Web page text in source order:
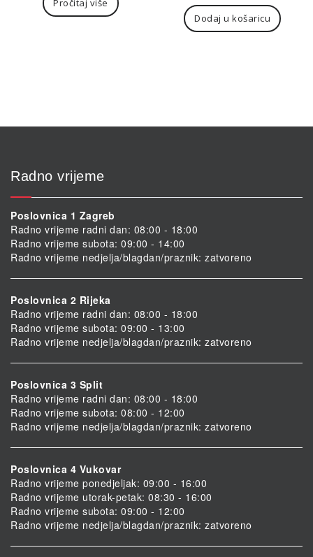
Pročitaj više
Dodaj u košaricu
Radno vrijeme
Poslovnica 1 Zagreb
Radno vrijeme radni dan: 08:00 - 18:00
Radno vrijeme subota: 09:00 - 14:00
Radno vrijeme nedjelja/blagdan/praznik: zatvoreno
Poslovnica 2 Rijeka
Radno vrijeme radni dan: 08:00 - 18:00
Radno vrijeme subota: 09:00 - 13:00
Radno vrijeme nedjelja/blagdan/praznik: zatvoreno
Poslovnica 3 Split
Radno vrijeme radni dan: 08:00 - 18:00
Radno vrijeme subota: 08:00 - 12:00
Radno vrijeme nedjelja/blagdan/praznik: zatvoreno
Poslovnica 4 Vukovar
Radno vrijeme ponedjeljak: 09:00 - 16:00
Radno vrijeme utorak-petak: 08:30 - 16:00
Radno vrijeme subota: 09:00 - 12:00
Radno vrijeme nedjelja/blagdan/praznik: zatvoreno